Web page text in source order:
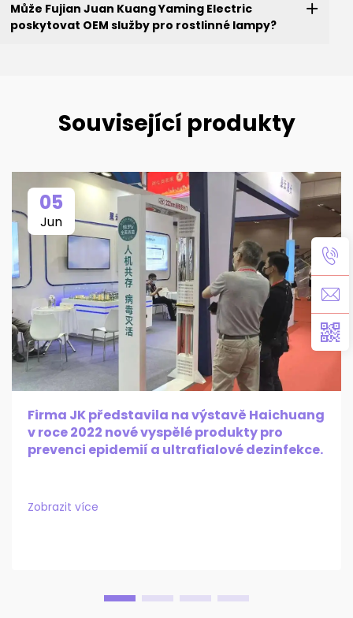
Může Fujian Juan Kuang Yaming Electric
poskytovat OEM služby pro rostlinné lampy?
Související produkty
05
Jun
Firma JK představila na výstavě Haichuang
v roce 2022 nové vyspělé produkty pro
prevenci epidemií a ultrafialové dezinfekce.
Zobrazit více